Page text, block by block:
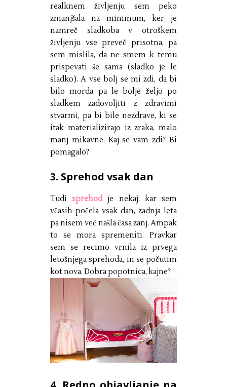
realknem življenju sem peko
zmanjšala na minimum, ker je
namreč sladkoba v otroškem
življenju vse preveč prisotna, pa
sem mislila, da ne smem k temu
prispevati še sama (sladko je le
sladko). A vse bolj se mi zdi, da bi
bilo morda pa le bolje željo po
sladkem zadovoljiti z zdravimi
stvarmi, pa bi bile nezdrave, ki se
itak materializirajo iz zraka, malo
manj mikavne. Kaj se vam zdi? Bi
pomagalo?
3. Sprehod vsak dan
Tudisprehodje nekaj, kar sem
včasih počela vsak dan, zadnja leta
pa nisem več našla časa zanj. Ampak
to se mora spremeniti. Pravkar
sem se recimo vrnila iz prvega
letošnjega sprehoda, in se počutim
kot nova. Dobra popotnica, kajne?